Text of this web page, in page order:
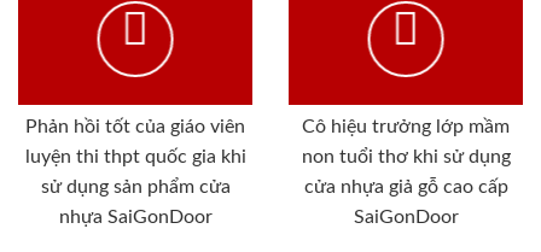
Phản hồi tốt của giáo viên
luyện thi thpt quốc gia khi
sử dụng sản phẩm cửa
nhựa SaiGonDoor
Cô hiệu trưởng lớp mầm
non tuổi thơ khi sử dụng
cửa nhựa giả gỗ cao cấp
SaiGonDoor